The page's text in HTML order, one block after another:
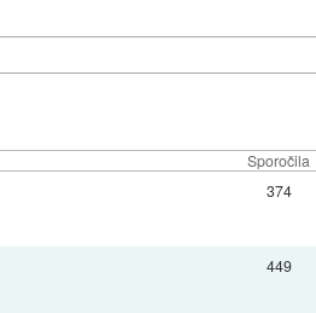
Sporočila
374
449